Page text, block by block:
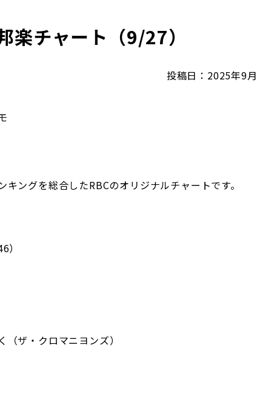
楽チャート（9/27）
投稿日：2025年9
ングを総合したRBCのオリジナルチャートです。
）
ザ・クロマニヨンズ）